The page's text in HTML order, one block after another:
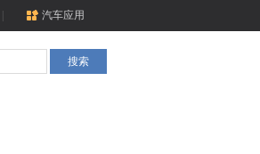
汽车应用